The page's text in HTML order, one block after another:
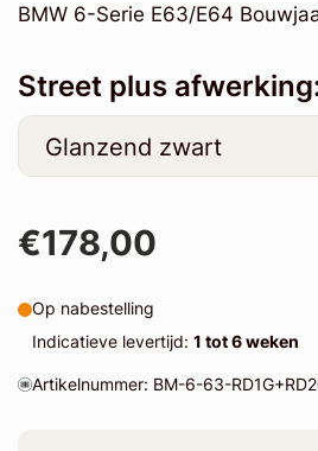
BMW 6-Serie E63/E64
Street plus
€178,00
Op nabestelling
Indicatieve levertijd: 1 tot 6 weken
Artikelnummer: BM-6-63-